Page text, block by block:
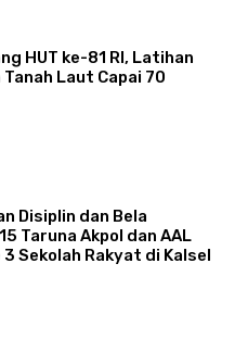
HUT ke-81 RI, Latihan
Tanah Laut Capai 70
Disiplin dan Bela
Taruna Akpol dan AAL
3 Sekolah Rakyat di Kalsel